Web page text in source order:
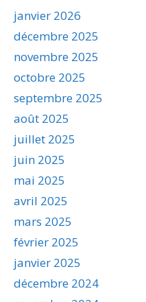
janvier 2026
décembre 2025
novembre 2025
octobre 2025
septembre 2025
août 2025
juillet 2025
juin 2025
mai 2025
avril 2025
mars 2025
février 2025
janvier 2025
décembre 2024